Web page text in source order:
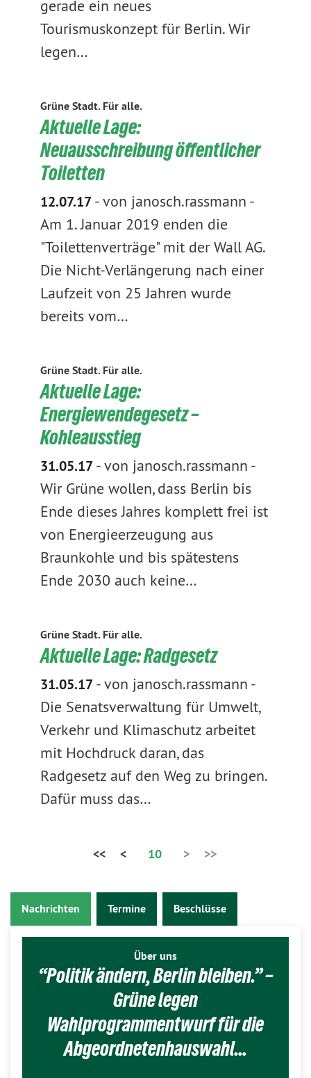
gerade ein neues
Tourismuskonzept für Berlin. Wir
legen…
Grüne Stadt. Für alle.
Aktuelle Lage:
Neuausschreibung öffentlicher
Toiletten
12.07.17-von janosch.rassmann -
Am 1. Januar 2019 enden die
"Toilettenverträge" mit der Wall AG.
Die Nicht-Verlängerung nach einer
Laufzeit von 25 Jahren wurde
bereits vom…
Grüne Stadt. Für alle.
Aktuelle Lage:
Energiewendegesetz –
Kohleausstieg
31.05.17-von janosch.rassmann -
Wir Grüne wollen, dass Berlin bis
Ende dieses Jahres komplett frei ist
von Energieerzeugung aus
Braunkohle und bis spätestens
Ende 2030 auch keine…
Grüne Stadt. Für alle.
Aktuelle Lage: Radgesetz
31.05.17-von janosch.rassmann -
Die Senatsverwaltung für Umwelt,
Verkehr und Klimaschutz arbeitet
mit Hochdruck daran, das
Radgesetz auf den Weg zu bringen.
Dafür muss das…
<< < 10 > >>
Nachrichten Termine Beschlüsse
Über uns
“Politik ändern, Berlin bleiben.” –
Grüne legen
Wahlprogrammentwurf für die
Abgeordnetenhauswahl…